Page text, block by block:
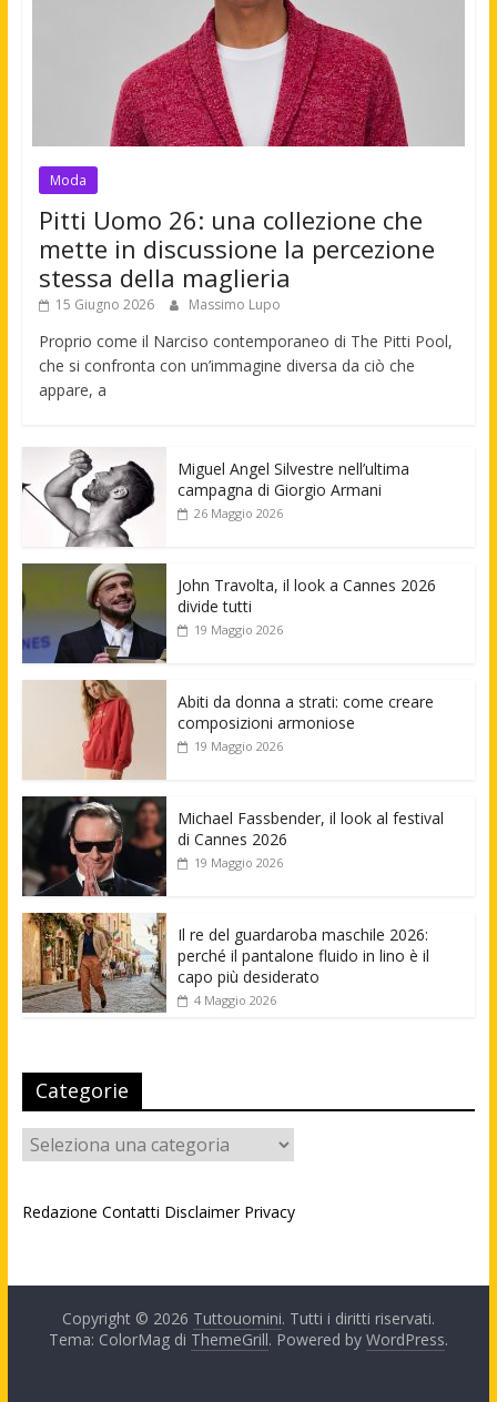
Moda
Pitti Uomo 26: una collezione che
mette in discussione la percezione
stessa della maglieria
15 Giugno 2026 Massimo Lupo
Proprio come il Narciso contemporaneo di The Pitti Pool,
che si confronta con un’immagine diversa da ciò che
appare, a
Miguel Angel Silvestre nell’ultima
campagna di Giorgio Armani
26 Maggio 2026
John Travolta, il look a Cannes 2026
divide tutti
19 Maggio 2026
Abiti da donna a strati: come creare
composizioni armoniose
19 Maggio 2026
Michael Fassbender, il look al festival
di Cannes 2026
19 Maggio 2026
Il re del guardaroba maschile 2026:
perché il pantalone fluido in lino è il
capo più desiderato
4 Maggio 2026
Categorie
Categorie
Redazione Contatti Disclaimer Privacy
Copyright © 2026 Tuttouomini. Tutti i diritti riservati.
Tema: ColorMag di ThemeGrill. Powered by WordPress.